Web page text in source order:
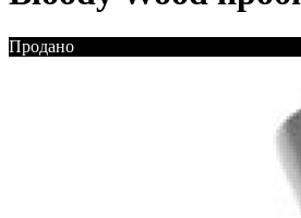
Продано